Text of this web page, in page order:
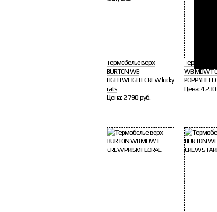
Термобелье верх
BURTON WB
LIGHTWEIGHT CREW lucky
cats
Цена: 2 790 руб.
WB MDWT
POPPYFIELD
Цена: 4 230